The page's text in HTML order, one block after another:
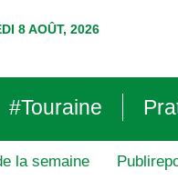
8 AOÛT, 2026
#Touraine
la semaine